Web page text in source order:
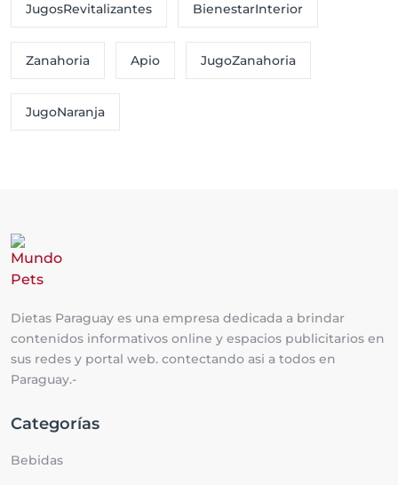
JugosRevitalizantes BienestarInterior
Zanahoria Apio JugoZanahoria
JugoNaranja
Dietas Paraguay es una empresa dedicada a brindar
contenidos informativos online y espacios publicitarios en
sus redes y portal web. contectando asi a todos en
Paraguay.-
Categorías
Bebidas